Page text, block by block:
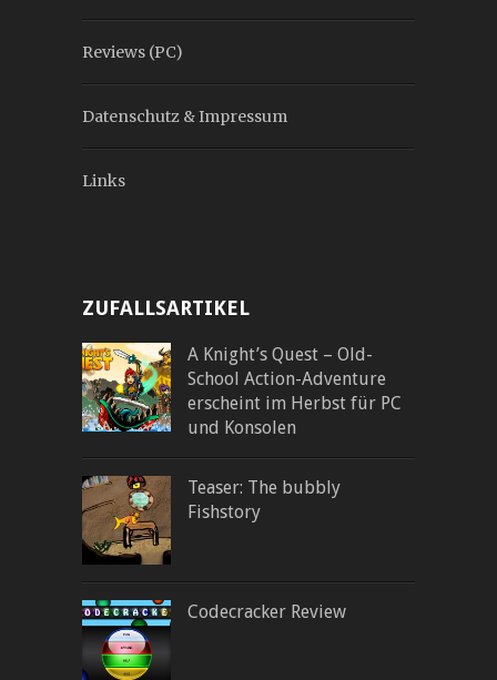
Reviews (PC)
Datenschutz & Impressum
Links
ZUFALLSARTIKEL
A Knight’s Quest – Old-
School Action-Adventure
erscheint im Herbst für PC
und Konsolen
Teaser: The bubbly
Fishstory
Codecracker Review